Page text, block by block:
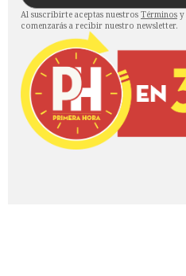
Al suscribirte aceptas nuestros Términos y
comenzarás a recibir nuestro newsletter.